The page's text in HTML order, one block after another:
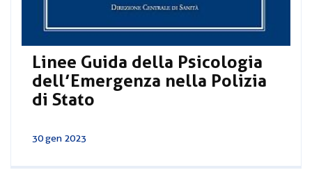
Linee Guida della Psicologia
dell’Emergenza nella Polizia
di Stato
30 gen 2023